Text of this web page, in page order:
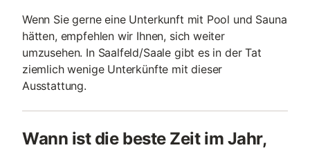
Wenn Sie gerne eine Unterkunft mit Pool und Sauna
hätten, empfehlen wir Ihnen, sich weiter
umzusehen. In Saalfeld/Saale gibt es in der Tat
ziemlich wenige Unterkünfte mit dieser
Ausstattung.
Wann ist die beste Zeit im Jahr,